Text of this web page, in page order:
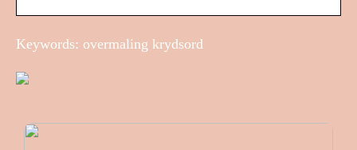
Keywords: overmaling krydsord